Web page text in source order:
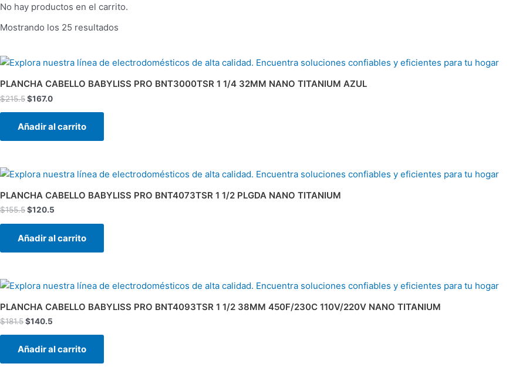
No hay productos en el carrito.
Mostrando los 25 resultados
PLANCHA CABELLO BABYLISS PRO BNT3000TSR 1 1/4 32MM NANO TITANIUM AZUL
$215.5
El
original
era:
$215.5.
$167.0
El
actual
es:
$167.0.
Añadir al carrito
PLANCHA CABELLO BABYLISS PRO BNT4073TSR 1 1/2 PLGDA NANO TITANIUM
$155.5
El
original
era:
$155.5.
$120.5
El
actual
es:
Añadir al carrito
PLANCHA CABELLO BABYLISS PRO BNT4093TSR 1 1/2 38MM 450F/230C 110V/220V NANO TITANIUM
$181.5
El
precio
original
era:
$181.5.
$140.5
El
precio
actual
es:
Añadir al carrito